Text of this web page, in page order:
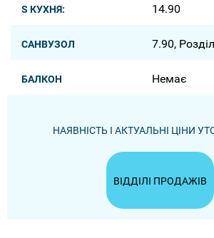
S КУХНЯ: 14.90
САНВУЗОЛ 7.90,
БАЛКОН Немає
НАЯВНІСТЬ І АКТУАЛЬНІ ЦІНИ
ВІДДІЛІ ПРОДАЖІВ